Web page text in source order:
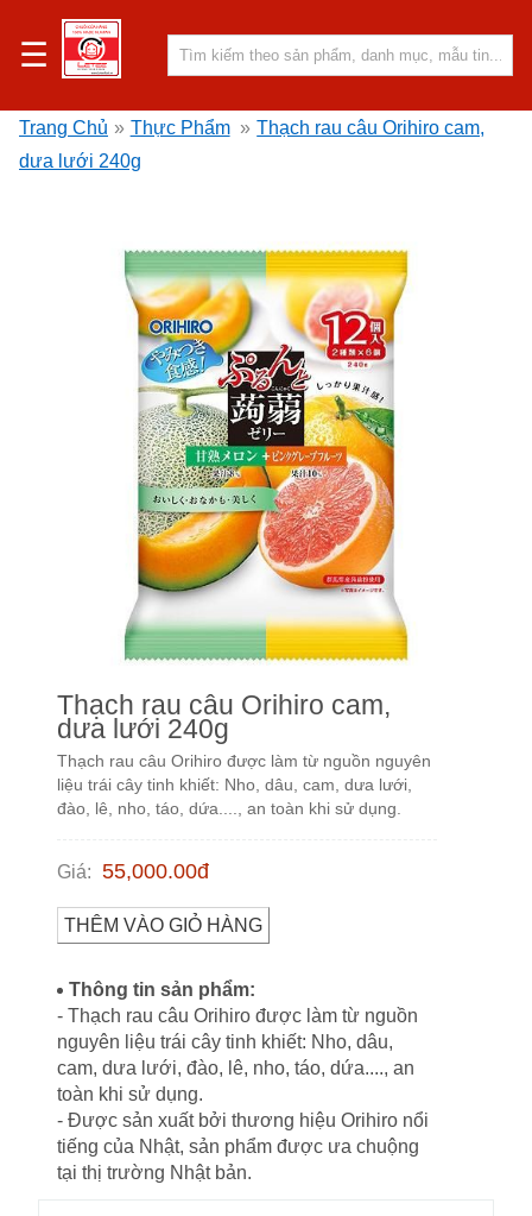
☰
Trang Chủ » Thực Phẩm » Thạch rau câu Orihiro cam,
dưa lưới 240g
Thạch rau câu Orihiro cam,
dưa lưới 240g
Thạch rau câu Orihiro được làm từ nguồn nguyên
liệu trái cây tinh khiết: Nho, dâu, cam, dưa lưới,
đào, lê, nho, táo, dứa...., an toàn khi sử dụng.
Giá: 55,000.00đ
THÊM VÀO GIỎ HÀNG
Thông tin sản phẩm:
- Thạch rau câu Orihiro được làm từ nguồn
nguyên liệu trái cây tinh khiết: Nho, dâu,
cam, dưa lưới, đào, lê, nho, táo, dứa...., an
toàn khi sử dụng.
- Được sản xuất bởi thương hiệu Orihiro nổi
tiếng của Nhật, sản phẩm được ưa chuộng
tại thị trường Nhật bản.